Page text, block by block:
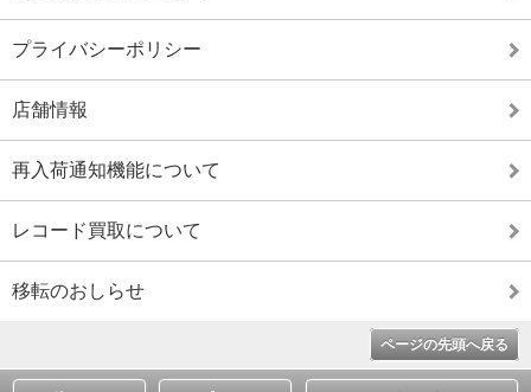
プライバシーポリシー
店舗情報
再入荷通知機能について
レコード買取について
移転のおしらせ
ページの先頭へ戻る